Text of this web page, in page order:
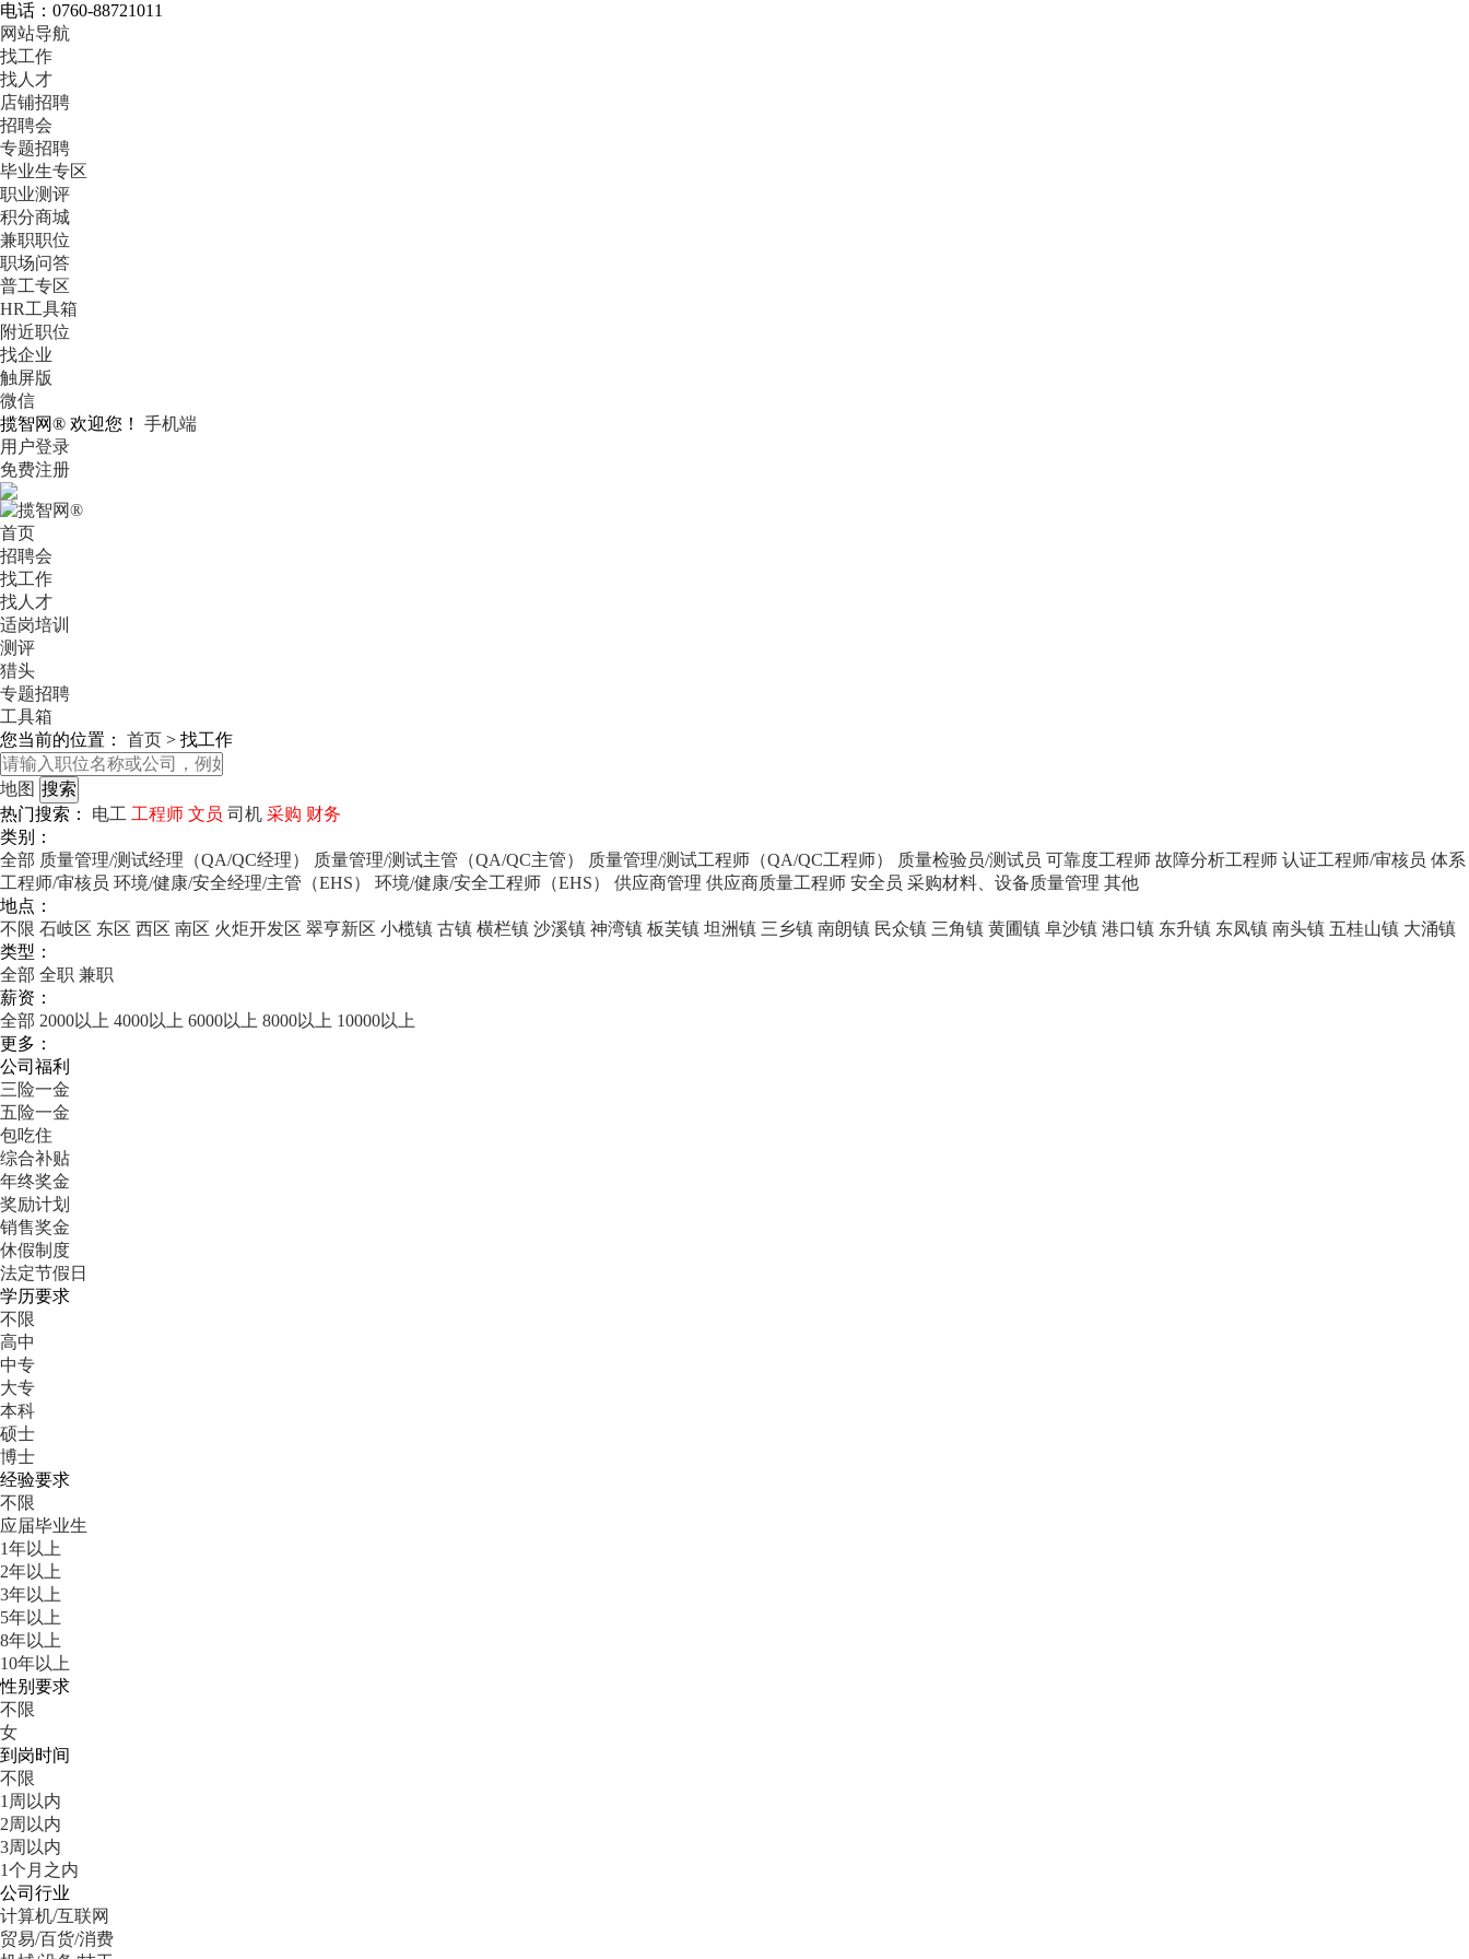
电话：0760-88721011
网站导航
找工作
找人才
店铺招聘
招聘会
专题招聘
毕业生专区
职业测评
积分商城
兼职职位
职场问答
普工专区
HR工具箱
附近职位
找企业
触屏版
微信
揽智网® 欢迎您！
手机端
用户登录
免费注册
首页
招聘会
找工作
找人才
适岗培训
测评
猎头
专题招聘
工具箱
您当前的位置： 首页 > 找工作
地图
热门搜索： 电工 工程师 文员 司机 采购 财务
类别：
全部 质量管理/测试经理（QA/QC经理） 质量管理/测试主管（QA/QC主管） 质量管理/测试工程师（QA/QC工程师） 质量检验员/测试员 可靠度工程师 故障分析工程师 认证工程师/审核员 体系
工程师/审核员 环境/健康/安全经理/主管（EHS） 环境/健康/安全工程师（EHS） 供应商管理 供应商质量工程师 安全员 采购材料、设备质量管理 其他
地点：
不限 石岐区 东区 西区 南区 火炬开发区 翠亨新区 小榄镇 古镇 横栏镇 沙溪镇 神湾镇 板芙镇 坦洲镇 三乡镇 南朗镇 民众镇 三角镇 黄圃镇 阜沙镇 港口镇 东升镇 东凤镇 南头镇 五桂山镇 大涌镇
类型：
全部 全职 兼职
薪资：
全部 2000以上 4000以上 6000以上 8000以上 10000以上
更多：
公司福利
三险一金
五险一金
包吃住
综合补贴
年终奖金
奖励计划
销售奖金
休假制度
法定节假日
学历要求
不限
高中
中专
大专
本科
硕士
博士
经验要求
不限
应届毕业生
1年以上
2年以上
3年以上
5年以上
8年以上
10年以上
性别要求
不限
女
到岗时间
不限
1周以内
2周以内
3周以内
1个月之内
公司行业
计算机/互联网
贸易/百货/消费